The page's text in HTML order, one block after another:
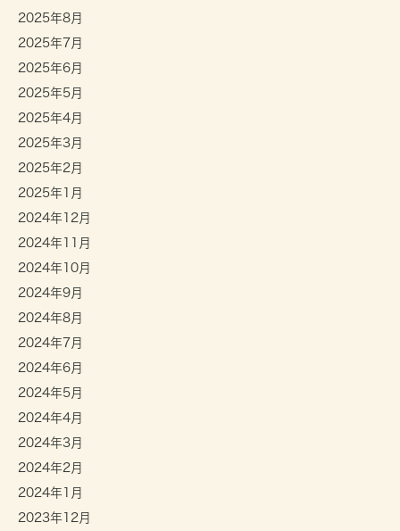
2025年8月
2025年7月
2025年6月
2025年5月
2025年4月
2025年3月
2025年2月
2025年1月
2024年12月
2024年11月
2024年10月
2024年9月
2024年8月
2024年7月
2024年6月
2024年5月
2024年4月
2024年3月
2024年2月
2024年1月
2023年12月